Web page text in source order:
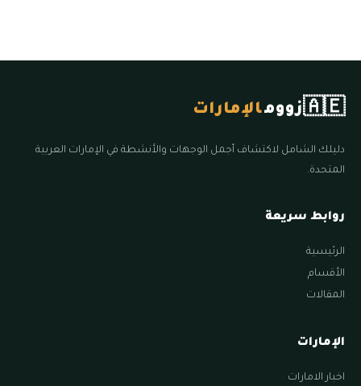
🇦🇪زوومالإمارات
دليلك الشامل لاكتشاف أجمل الوجهات والأنشطة في الإمارات العربية
المتحدة.
روابط سريعة
الرئيسية
الأقسام
المقالات
الإمارات
اخبار الامارات